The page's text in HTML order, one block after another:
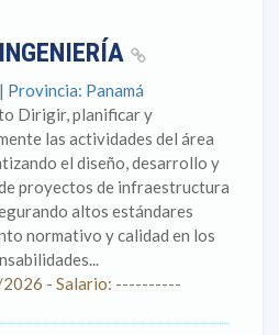
Provincia: Panamá
Dirigir, planificar y
las actividades del área
el diseño, desarrollo y
proyectos de infraestructura
altos estándares
normativo y calidad en los
- Salario: ----------